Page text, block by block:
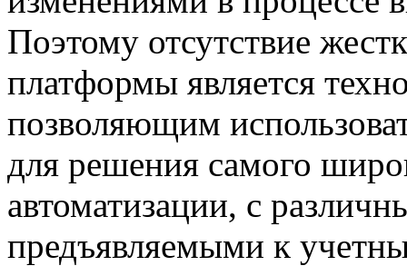
Поэтому отсутствие
платформы является
позволяющим
для решения самого
автоматизации, с
предъявляемыми к